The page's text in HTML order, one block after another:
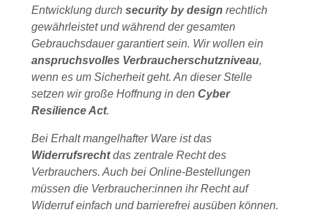
Entwicklung durch security by design rechtlich
gewährleistet und während der gesamten
Gebrauchsdauer garantiert sein. Wir wollen ein
anspruchsvolles Verbraucherschutzniveau,
wenn es um Sicherheit geht. An dieser Stelle
setzen wir große Hoffnung in den Cyber
Resilience Act.
Bei Erhalt mangelhafter Ware ist das
Widerrufsrechtdas zentrale Recht des
Verbrauchers. Auch bei Online-Bestellungen
müssen die Verbraucher:innen ihr Recht auf
Widerruf einfach und barrierefrei ausüben können.